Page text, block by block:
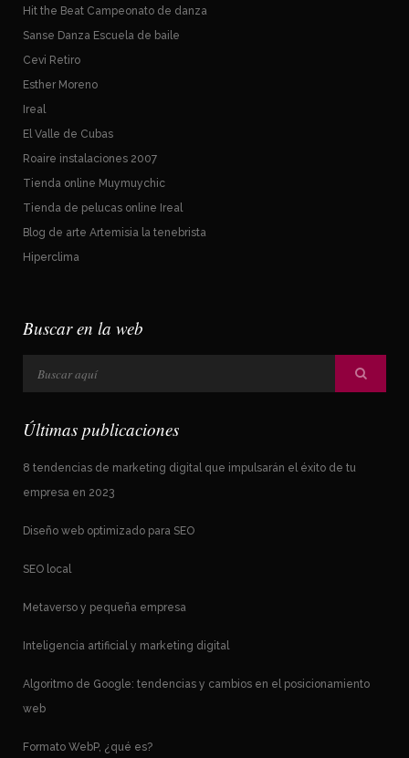
Hit the Beat Campeonato de danza
Sanse Danza Escuela de baile
Cevi Retiro
Esther Moreno
Ireal
El Valle de Cubas
Roaire instalaciones 2007
Tienda online Muymuychic
Tienda de pelucas online Ireal
Blog de arte Artemisia la tenebrista
Hiperclima
Buscar en la web
Últimas publicaciones
8 tendencias de marketing digital que impulsarán el éxito de tu
empresa en 2023
Diseño web optimizado para SEO
SEO local
Metaverso y pequeña empresa
Inteligencia artificial y marketing digital
Algoritmo de Google: tendencias y cambios en el posicionamiento
web
Formato WebP, ¿qué es?